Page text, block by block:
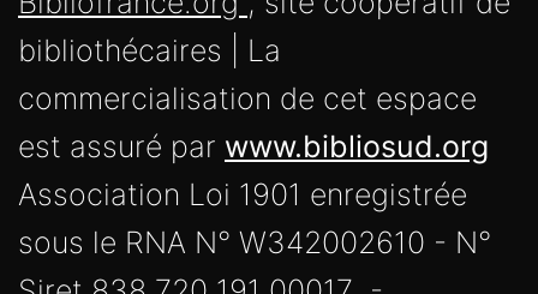
bibliothécaires | La
commercialisation de cet espace
est assuré par www.bibliosud.org
Association Loi 1901 enregistrée
sous le RNA N° W342002610 - N°